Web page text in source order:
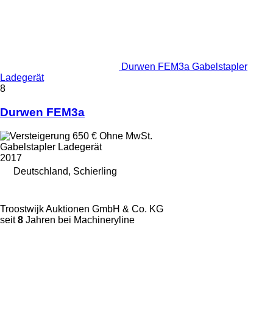
Durwen FEM3a Gabelstapler
Ladegerät
8
Durwen FEM3a
650 € Ohne MwSt.
Gabelstapler Ladegerät
2017
Deutschland, Schierling
Troostwijk Auktionen GmbH & Co. KG
seit8 Jahren bei Machineryline